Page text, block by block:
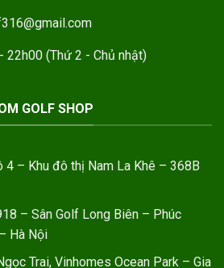
22h00 (Thứ 2 - Chủ nhật)
GOLF SHOP
4 – Khu đô thị Nam La Khê – 368B
– Sân Golf Long Biên – Phúc
Hà Nội
Trai, Vinhomes Ocean Park – Gia